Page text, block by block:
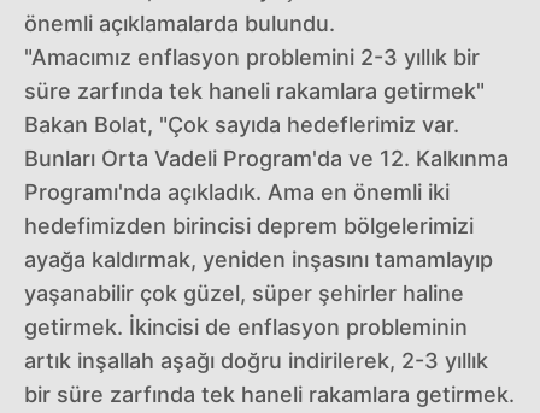
önemli açıklamalarda bulundu.
"Amacımız enflasyon problemini 2-3 yıllık bir
süre zarfında tek haneli rakamlara getirmek"
Bakan Bolat, "Çok sayıda hedeflerimiz var.
Bunları Orta Vadeli Program'da ve 12. Kalkınma
Programı'nda açıkladık. Ama en önemli iki
hedefimizden birincisi deprem bölgelerimizi
ayağa kaldırmak, yeniden inşasını tamamlayıp
yaşanabilir çok güzel, süper şehirler haline
getirmek. İkincisi de enflasyon probleminin
artık inşallah aşağı doğru indirilerek, 2-3 yıllık
bir süre zarfında tek haneli rakamlara getirmek.